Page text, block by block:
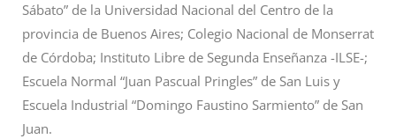
Sábato” de la Universidad Nacional del Centro de la
provincia de Buenos Aires; Colegio Nacional de Monserrat
de Córdoba; Instituto Libre de Segunda Enseñanza -ILSE-;
Escuela Normal “Juan Pascual Pringles” de San Luis y
Escuela Industrial “Domingo Faustino Sarmiento” de San
Juan.